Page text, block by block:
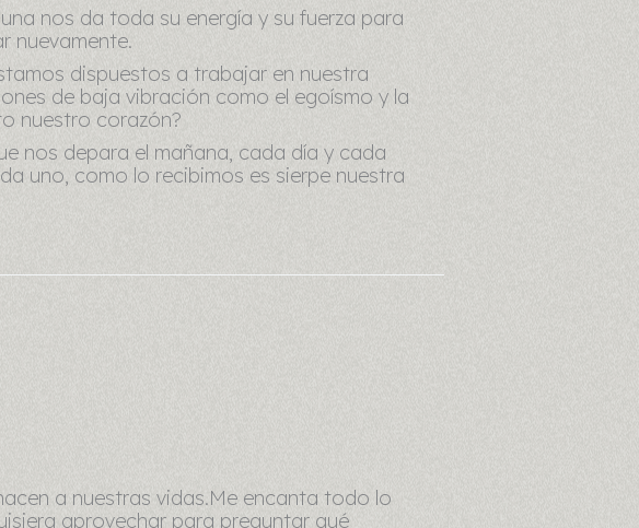
nos da toda su energía y su fuerza para
nuevamente.
dispuestos a trabajar en nuestra
de baja vibración como el egoísmo y la
nuestro corazón?
nos depara el mañana, cada día y cada
uno, como lo recibimos es sierpe nuestra
a nuestras vidas.Me encanta todo lo
aprovechar para preguntar qué